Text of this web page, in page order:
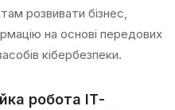
розвивати бізнес,
на основі передових
кібербезпеки.
робота ІТ-